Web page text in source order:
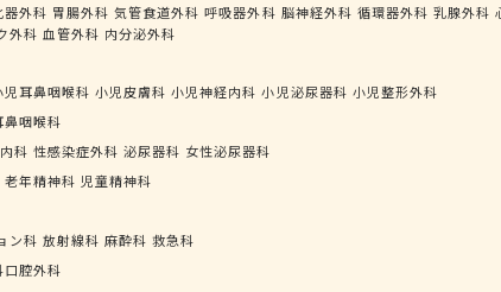
器外科 胃腸外科 気管食道外科 呼吸器外科 脳神経外科 循環器外科 乳腺外科
外科 血管外科 内分泌外科
児耳鼻咽喉科 小児皮膚科 小児神経内科 小児泌尿器科 小児整形外科
鼻咽喉科
科 性感染症外科 泌尿器科 女性泌尿器科
老年精神科 児童精神科
ン科 放射線科 麻酔科 救急科
口腔外科